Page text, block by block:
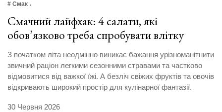
# Смак
Смачний лайфхак: 4 салати, які
обов’язково треба спробувати влітку
З початком літа неодмінно виникає бажання урізноманітнити
звичний раціон легкими сезонними стравами та частково
відмовитися від важкої їжі. А безліч свіжих фруктів та овочів
відкривають широкий простір для кулінарної фантазії.
30 Червня 2026